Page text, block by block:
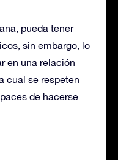
pueda tener
sin embargo, lo
en una relación
cual se respeten
de hacerse